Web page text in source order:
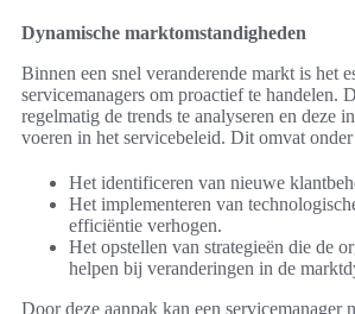
Dynamische marktomstandigheden
Binnen een snel veranderende markt is het
servicemanagers om proactief te handelen.
regelmatig de trends te analyseren en deze
voeren in het servicebeleid. Dit omvat onder
Het identificeren van nieuwe
Het implementeren van
efficiëntie verhogen.
Het opstellen van strategieën die de
helpen bij veranderingen in de
Door deze aanpak kan een servicemanager